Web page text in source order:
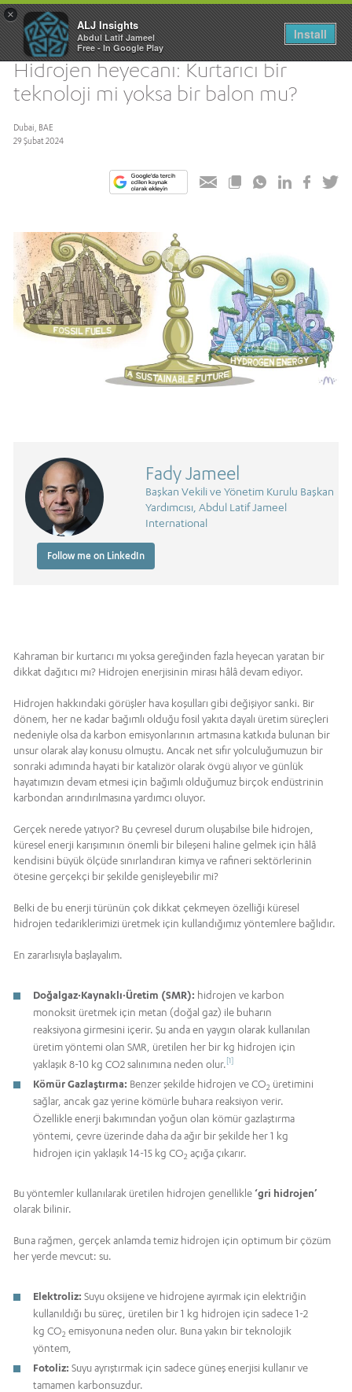
×
ALJ Insights
Abdul Latif Jameel
Free - In Google Play
Install
Toggle
navigation
Hidrojen heyecanı: Kurtarıcı bir
teknoloji mi yoksa bir balon mu?
Dubai, BAE
29 Şubat 2024
Fady Jameel
Başkan Vekili ve Yönetim Kurulu Başkan
Yardımcısı, Abdul Latif Jameel
International
Follow me on LinkedIn
Kahraman bir kurtarıcı mı yoksa gereğinden fazla heyecan yaratan bir
dikkat dağıtıcı mı? Hidrojen enerjisinin mirası hâlâ devam ediyor.
Hidrojen hakkındaki görüşler hava koşulları gibi değişiyor sanki. Bir
dönem, her ne kadar bağımlı olduğu fosil yakıta dayalı üretim süreçleri
nedeniyle olsa da karbon emisyonlarının artmasına katkıda bulunan bir
unsur olarak alay konusu olmuştu. Ancak net sıfır yolculuğumuzun bir
sonraki adımında hayati bir katalizör olarak övgü alıyor ve günlük
hayatımızın devam etmesi için bağımlı olduğumuz birçok endüstrinin
karbondan arındırılmasına yardımcı oluyor.
Gerçek nerede yatıyor? Bu çevresel durum oluşabilse bile hidrojen,
küresel enerji karışımının önemli bir bileşeni haline gelmek için hâlâ
kendisini büyük ölçüde sınırlandıran kimya ve rafineri sektörlerinin
ötesine gerçekçi bir şekilde genişleyebilir mi?
Belki de bu enerji türünün çok dikkat çekmeyen özelliği küresel
hidrojen tedariklerimizi üretmek için kullandığımız yöntemlere bağlıdır.
En zararlısıyla başlayalım.
Doğalgaz·Kaynaklı·Üretim (SMR): hidrojen ve karbon
monoksit üretmek için metan (doğal gaz) ile buharın
reaksiyona girmesini içerir. Şu anda en yaygın olarak kullanılan
üretim yöntemi olan SMR, üretilen her bir kg hidrojen için
yaklaşık 8-10 kg CO2 salınımına neden olur. [1]
Kömür Gazlaştırma: Benzer şekilde hidrojen ve CO2 üretimini
sağlar, ancak gaz yerine kömürle buhara reaksiyon verir.
Özellikle enerji bakımından yoğun olan kömür gazlaştırma
yöntemi, çevre üzerinde daha da ağır bir şekilde her 1 kg
hidrojen için yaklaşık 14-15 kg CO2 açığa çıkarır.
Bu yöntemler kullanılarak üretilen hidrojen genellikle ‘gri hidrojen’
olarak bilinir.
Buna rağmen, gerçek anlamda temiz hidrojen için optimum bir çözüm
her yerde mevcut: su.
Elektroliz: Suyu oksijene ve hidrojene ayırmak için elektriğin
kullanıldığı bu süreç, üretilen bir 1 kg hidrojen için sadece 1-2
kg CO2 emisyonuna neden olur. Buna yakın bir teknolojik
yöntem,
Fotoliz: Suyu ayrıştırmak için sadece güneş enerjisi kullanır ve
tamamen karbonsuzdur.